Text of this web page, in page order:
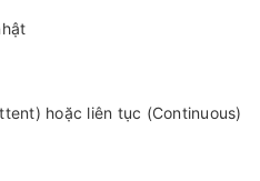
hoặc liên tục (Continuous)